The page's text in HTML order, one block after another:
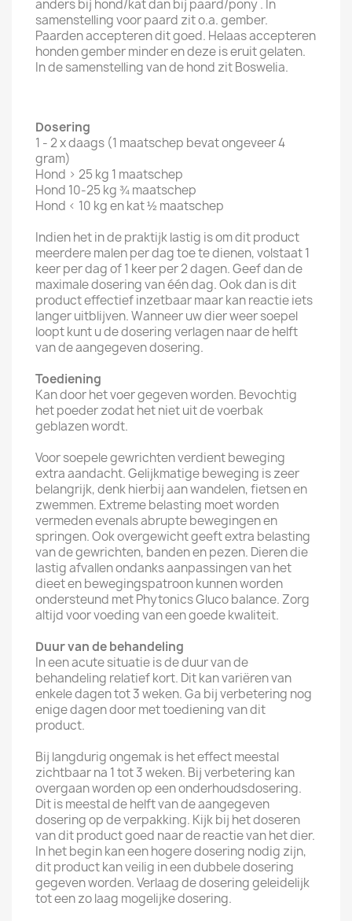
anders bij hond/kat dan bij paard/pony . In
samenstelling voor paard zit o.a. gember.
Paarden accepteren dit goed. Helaas accepteren
honden gember minder en deze is eruit gelaten.
In de samenstelling van de hond zit Boswelia.
Dosering
1 - 2 x daags (1 maatschep bevat ongeveer 4
gram)
Hond > 25 kg 1 maatschep
Hond 10-25 kg ¾ maatschep
Hond < 10 kg en kat ½ maatschep
Indien het in de praktijk lastig is om dit product
meerdere malen per dag toe te dienen, volstaat 1
keer per dag of 1 keer per 2 dagen. Geef dan de
maximale dosering van één dag. Ook dan is dit
product effectief inzetbaar maar kan reactie iets
langer uitblijven. Wanneer uw dier weer soepel
loopt kunt u de dosering verlagen naar de helft
van de aangegeven dosering.
Toediening
Kan door het voer gegeven worden. Bevochtig
het poeder zodat het niet uit de voerbak
geblazen wordt.
Voor soepele gewrichten verdient beweging
extra aandacht. Gelijkmatige beweging is zeer
belangrijk, denk hierbij aan wandelen, fietsen en
zwemmen. Extreme belasting moet worden
vermeden evenals abrupte bewegingen en
springen. Ook overgewicht geeft extra belasting
van de gewrichten, banden en pezen. Dieren die
lastig afvallen ondanks aanpassingen van het
dieet en bewegingspatroon kunnen worden
ondersteund met Phytonics Gluco balance. Zorg
altijd voor voeding van een goede kwaliteit.
Duur van de behandeling
In een acute situatie is de duur van de
behandeling relatief kort. Dit kan variëren van
enkele dagen tot 3 weken. Ga bij verbetering nog
enige dagen door met toediening van dit
product.
Bij langdurig ongemak is het effect meestal
zichtbaar na 1 tot 3 weken. Bij verbetering kan
overgaan worden op een onderhoudsdosering.
Dit is meestal de helft van de aangegeven
dosering op de verpakking. Kijk bij het doseren
van dit product goed naar de reactie van het dier.
In het begin kan een hogere dosering nodig zijn,
dit product kan veilig in een dubbele dosering
gegeven worden. Verlaag de dosering geleidelijk
tot een zo laag mogelijke dosering.